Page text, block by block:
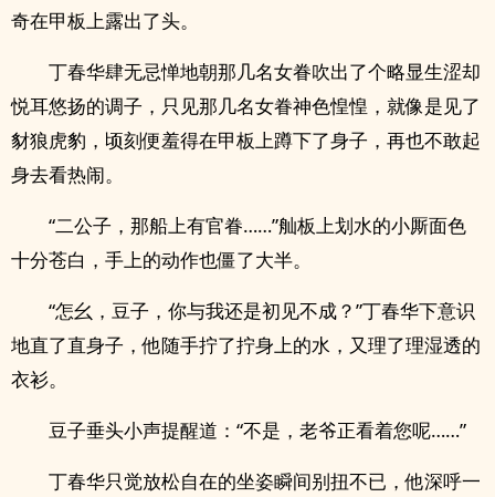
奇在甲板上露出了头。
丁春华肆无忌惮地朝那几名女眷吹出了个略显生涩却
悦耳悠扬的调子，只见那几名女眷神色惶惶，就像是见了
豺狼虎豹，顷刻便羞得在甲板上蹲下了身子，再也不敢起
身去看热闹。
“二公子，那船上有官眷……”舢板上划水的小厮面色
十分苍白，手上的动作也僵了大半。
“怎幺，豆子，你与我还是初见不成？”丁春华下意识
地直了直身子，他随手拧了拧身上的水，又理了理湿透的
衣衫。
豆子垂头小声提醒道：“不是，老爷正看着您呢……”
丁春华只觉放松自在的坐姿瞬间别扭不已，他深呼一